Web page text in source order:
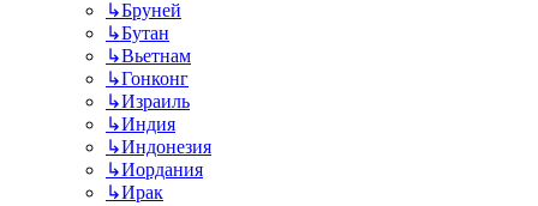
↳Бруней
↳Бутан
↳Вьетнам
↳Гонконг
↳Израиль
↳Индия
↳Индонезия
↳Иордания
↳Ирак